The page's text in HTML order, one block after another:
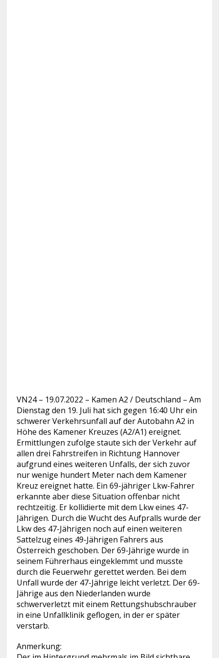
VN24 – 19.07.2022 – Kamen A2 / Deutschland – Am
Dienstag den 19. Juli hat sich gegen 16:40 Uhr ein
schwerer Verkehrsunfall auf der Autobahn A2 in
Höhe des Kamener Kreuzes (A2/A1) ereignet.
Ermittlungen zufolge staute sich der Verkehr auf
allen drei Fahrstreifen in Richtung Hannover
aufgrund eines weiteren Unfalls, der sich zuvor
nur wenige hundert Meter nach dem Kamener
Kreuz ereignet hatte. Ein 69-jähriger Lkw-Fahrer
erkannte aber diese Situation offenbar nicht
rechtzeitig. Er kollidierte mit dem Lkw eines 47-
Jährigen. Durch die Wucht des Aufpralls wurde der
Lkw des 47-Jährigen noch auf einen weiteren
Sattelzug eines 49-Jährigen Fahrers aus
Österreich geschoben. Der 69-Jährige wurde in
seinem Führerhaus eingeklemmt und musste
durch die Feuerwehr gerettet werden. Bei dem
Unfall wurde der 47-Jährige leicht verletzt. Der 69-
Jährige aus den Niederlanden wurde
schwerverletzt mit einem Rettungshubschrauber
in eine Unfallklinik geflogen, in der er später
verstarb.
Anmerkung: